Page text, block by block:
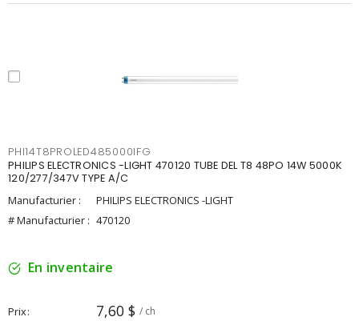
PHI14T8PROLED485000IFG
PHILIPS ELECTRONICS -LIGHT 470120 TUBE DEL T8 48PO 14W 5000K
120/277/347V TYPE A/C
Manufacturier :
PHILIPS ELECTRONICS -LIGHT
# Manufacturier : 470120
En inventaire
Prix 7,60 $ / ch